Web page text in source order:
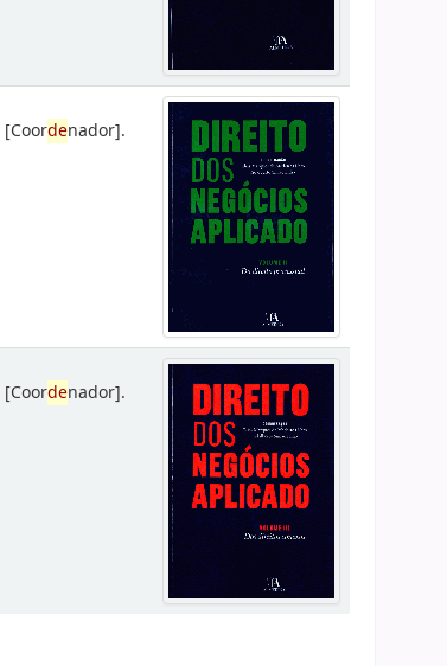
[Coordenador].
[Coordenador].